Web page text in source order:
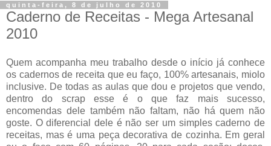
quinta-feira, 8 de julho de 2010
Caderno de Receitas - Mega Artesanal
2010
Quem acompanha meu trabalho desde o início já conhece
os cadernos de receita que eu faço, 100% artesanais, miolo
inclusive. De todas as aulas que dou e projetos que vendo,
dentro do scrap esse é o que faz mais sucesso,
encomendas dele também não faltam, não há quem não
goste. O diferencial dele é não ser um simples caderno de
receitas, mas é uma peça decorativa de cozinha. Em geral